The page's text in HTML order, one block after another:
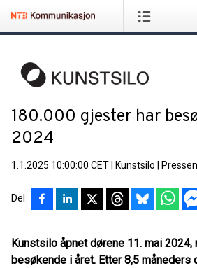
180.000 gjester har
2024
1.1.2025 10:00:00 CET Kunstsilo
Del
Kunstsilo åpnet dørene 11. mai 2024,
besøkende i året. Etter 8,5 måneders